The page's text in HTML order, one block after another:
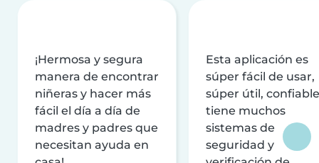
¡Hermosa y segura
manera de encontrar
niñeras y hacer más
fácil el día a día de
madres y padres que
necesitan ayuda en
Esta aplicación es
súper fácil de usar,
súper útil,
tiene muchos
sistemas de
seguridad y